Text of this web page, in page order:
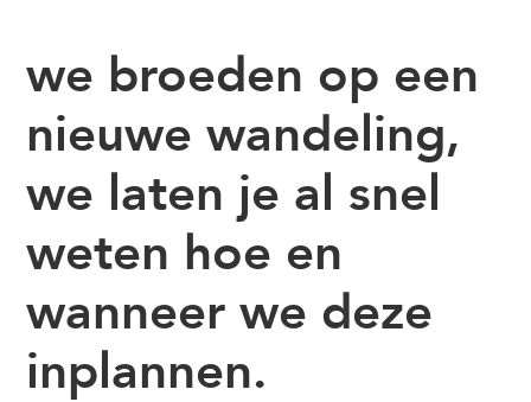
we broeden op een
nieuwe wandeling,
we laten je al snel
weten hoe en
wanneer we deze
inplannen.